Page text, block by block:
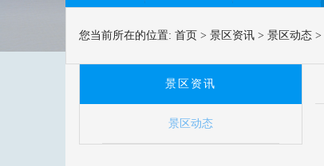
您当前所在的位置: 首页 > 景区资讯 > 景区动态 >
景区资讯
景区动态